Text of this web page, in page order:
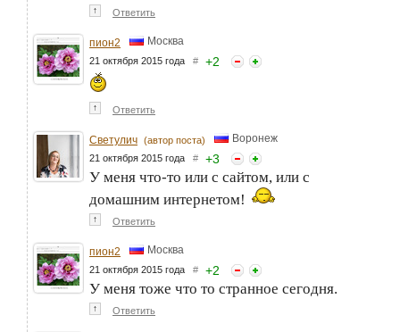
↑ Ответить
пион2 Москва
21 октября 2015 года # +2
↑ Ответить
Светулич (автор поста) Воронеж
21 октября 2015 года # +3
У меня что-то или с сайтом, или с
домашним интернетом!
↑ Ответить
пион2 Москва
21 октября 2015 года # +2
У меня тоже что то странное сегодня.
↑ Ответить